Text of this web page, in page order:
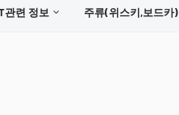
관련 정보 주류(위스키,보드카)